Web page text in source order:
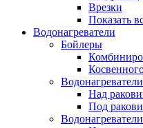
Врезки
Показать
Водонагреватели
Бойлеры
Над
Под